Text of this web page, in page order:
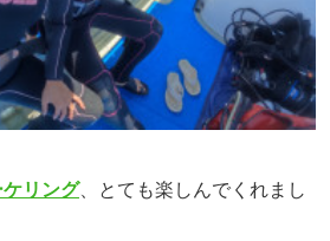
リング、とても楽しんでくれまし